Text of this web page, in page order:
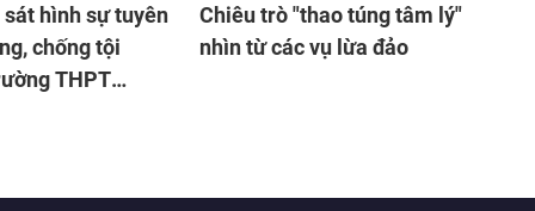
sát hình sự tuyên
chống tội
THPT
Chiêu trò "thao túng tâm lý"
nhìn từ các vụ lừa đảo